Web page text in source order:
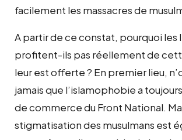
facilement les massacres de
A partir de ce constat, pourquoi les
profitent-ils pas réellement de
leur est offerte ? En premier lieu,
jamais que l’islamophobie a
de commerce du Front National.
stigmatisation des musulmans est